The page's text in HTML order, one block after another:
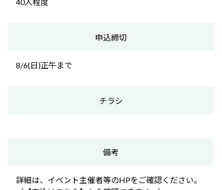
申込締切
8/6(日)正午まで
チラシ
備考
詳細は、イベント主催者等のHPをご確認ください。